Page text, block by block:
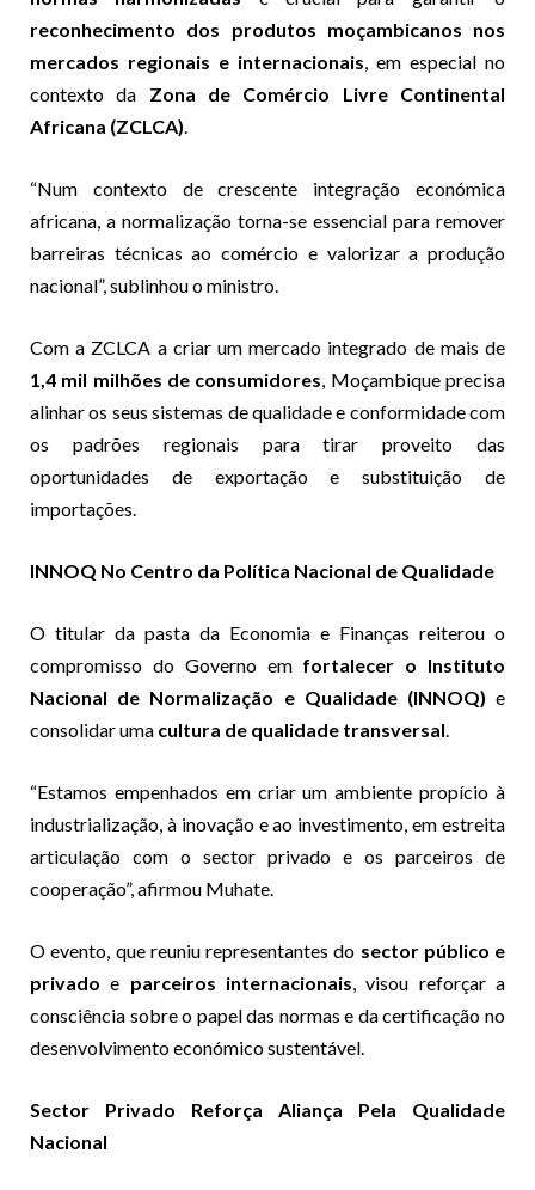
reconhecimento dos produtos moçambicanos nos
mercados regionais e internacionais, em especial no
contexto da Zona de Comércio Livre Continental
Africana (ZCLCA).
“Num contexto de crescente integração económica
africana, a normalização torna-se essencial para remover
barreiras técnicas ao comércio e valorizar a produção
nacional”, sublinhou o ministro.
Com a ZCLCA a criar um mercado integrado de mais de
1,4 mil milhões de consumidores, Moçambique precisa
alinhar os seus sistemas de qualidade e conformidade com
os padrões regionais para tirar proveito das
oportunidades de exportação e substituição de
importações.
INNOQ No Centro da Política Nacional de Qualidade
O titular da pasta da Economia e Finanças reiterou o
compromisso do Governo em fortalecer o Instituto
Nacional de Normalização e Qualidade (INNOQ) e
consolidar uma cultura de qualidade transversal.
“Estamos empenhados em criar um ambiente propício à
industrialização, à inovação e ao investimento, em estreita
articulação com o sector privado e os parceiros de
cooperação”, afirmou Muhate.
O evento, que reuniu representantes do sector público e
privado e parceiros internacionais, visou reforçar a
consciência sobre o papel das normas e da certificação no
desenvolvimento económico sustentável.
Sector Privado Reforça Aliança Pela Qualidade
Nacional